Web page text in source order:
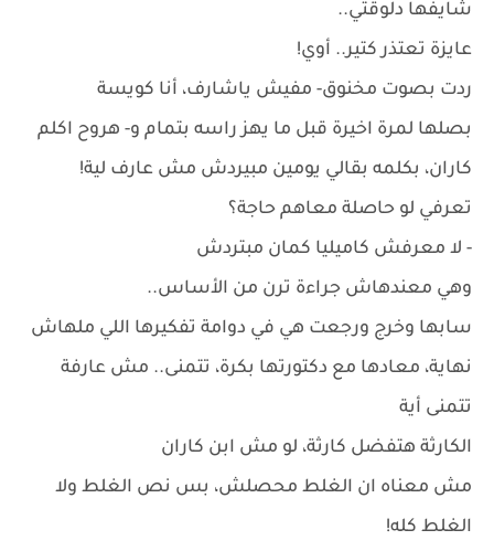
شايفها دلوقتي..
عايزة تعتذر كتير.. أوي!
ردت بصوت مخنوق- مفيش ياشارف، أنا كويسة
بصلها لمرة اخيرة قبل ما يهز راسه بتمام و- هروح اكلم
كاران، بكلمه بقالي يومين مبيردش مش عارف لية!
تعرفي لو حاصلة معاهم حاجة؟
- لا معرفش كاميليا كمان مبتردش
وهي معندهاش جراءة ترن من الأساس..
سابها وخرج ورجعت هي في دوامة تفكيرها اللي ملهاش
نهاية، معادها مع دكتورتها بكرة، تتمنى.. مش عارفة
تتمنى أية
الكارثة هتفضل كارثة، لو مش ابن كاران
مش معناه ان الغلط محصلش، بس نص الغلط ولا
الغلط كله!